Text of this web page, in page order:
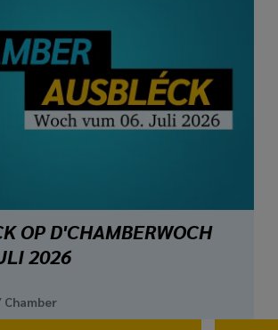
OP D'CHAMBERWOCH
2026
Chamber